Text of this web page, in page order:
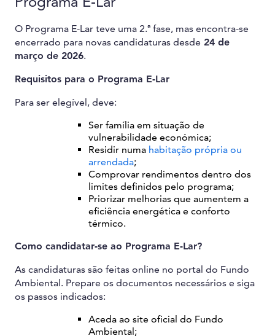
O Programa E-Lar teve uma 2.ª fase, mas encontra-se
encerrado para novas candidaturas desde 24 de
março de 2026.
Requisitos para o Programa E-Lar
Para ser elegível, deve:
Ser família em situação de
vulnerabilidade económica;
Residir numa habitação própria ou
arrendada;
Comprovar rendimentos dentro dos
limites definidos pelo programa;
Priorizar melhorias que aumentem a
eficiência energética e conforto
térmico.
Como candidatar-se ao Programa E-Lar?
As candidaturas são feitas online no portal do Fundo
Ambiental. Prepare os documentos necessários e siga
os passos indicados:
Aceda ao site oficial do Fundo
Ambiental;